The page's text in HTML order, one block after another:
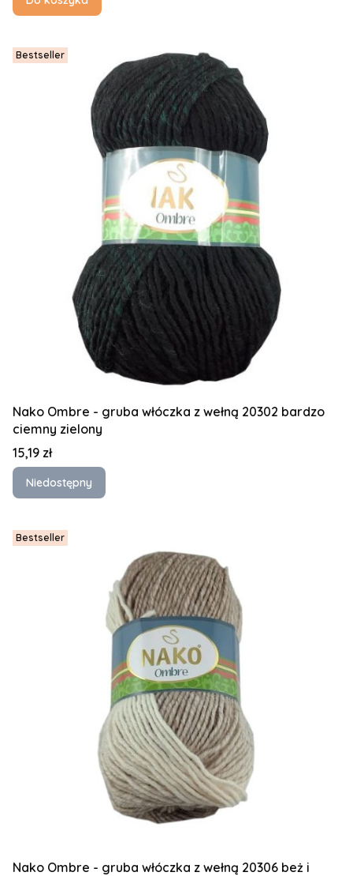
Bestseller
Nako Ombre - gruba włóczka z wełną 20302 bardzo
ciemny zielony
Cena
15,19 zł
Niedostępny
Bestseller
Nako Ombre - gruba włóczka z wełną 20306 beż i